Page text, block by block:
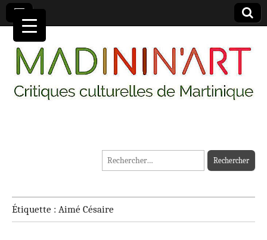
MADININ'ART
Rechercher :
Étiquette : Aimé Césaire